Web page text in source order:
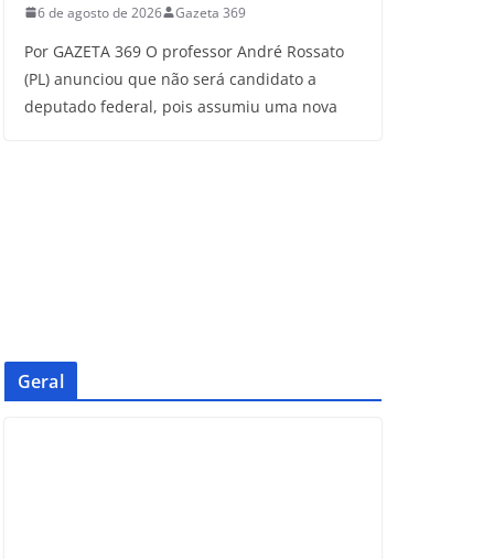
6 de agosto de 2026 Gazeta 369
Por GAZETA 369 O professor André Rossato
(PL) anunciou que não será candidato a
deputado federal, pois assumiu uma nova
Geral